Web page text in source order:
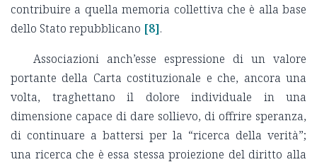
contribuire a quella memoria collettiva che è alla base
dello Stato repubblicano [8].
Associazioni anch’esse espressione di un valore
portante della Carta costituzionale e che, ancora una
volta, traghettano il dolore individuale in una
dimensione capace di dare sollievo, di offrire speranza,
di continuare a battersi per la “ricerca della verità”;
una ricerca che è essa stessa proiezione del diritto alla